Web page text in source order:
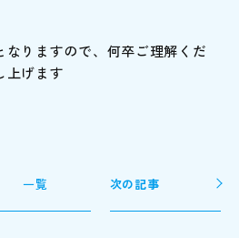
なりますので、何卒ご理解くだ
上げます
一覧 次の記事